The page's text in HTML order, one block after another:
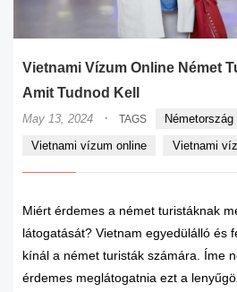
Vietnami Vízum Online Német
Amit Tudnod Kell
May 13, 2024 · TAGS Németország
Vietnami vízum online
Vietnami
Miért érdemes a német turistáknak
látogatását? Vietnam egyedülálló és
kínál a német turisták számára. Íme
érdemes meglátogatnia ezt a